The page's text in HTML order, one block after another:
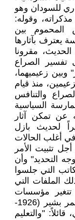
للسودان وهو
(1899- 1989) في مذكراته، وقوله:
المحموم بين
يعترف بآثارها
مقرونا
تفسير الصراع
وبين زعيميهما،
منذ قيام
والتنافس
السياسية
عن تمكن آثار
لحديث بازل
قال: إنه في أغلب الحالات
تثبيت الأمر
التحديد" وأن
التي جلسوا
الملفات التي
تتغير مؤسسات
الحكومة الكولونيالية". وتحدث محمد عمر بشير (1926-
قائلاً: "والتعليم